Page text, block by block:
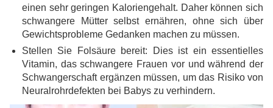
einen sehr geringen Kaloriengehalt. Daher können sich
schwangere Mütter selbst ernähren, ohne sich über
Gewichtsprobleme Gedanken machen zu müssen.
Stellen Sie Folsäure bereit: Dies ist ein essentielles
Vitamin, das schwangere Frauen vor und während der
Schwangerschaft ergänzen müssen, um das Risiko von
Neuralrohrdefekten bei Babys zu verhindern.